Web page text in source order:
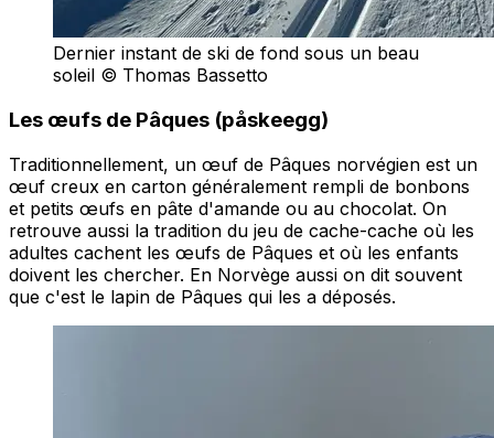
Dernier instant de ski de fond sous un beau
soleil © Thomas Bassetto
Les œufs de Pâques (påskeegg)
Traditionnellement, un œuf de Pâques norvégien est un
œuf creux en carton généralement rempli de bonbons
et petits œufs en pâte d'amande ou au chocolat. On
retrouve aussi la tradition du jeu de cache-cache où les
adultes cachent les œufs de Pâques et où les enfants
doivent les chercher. En Norvège aussi on dit souvent
que c'est le lapin de Pâques qui les a déposés.